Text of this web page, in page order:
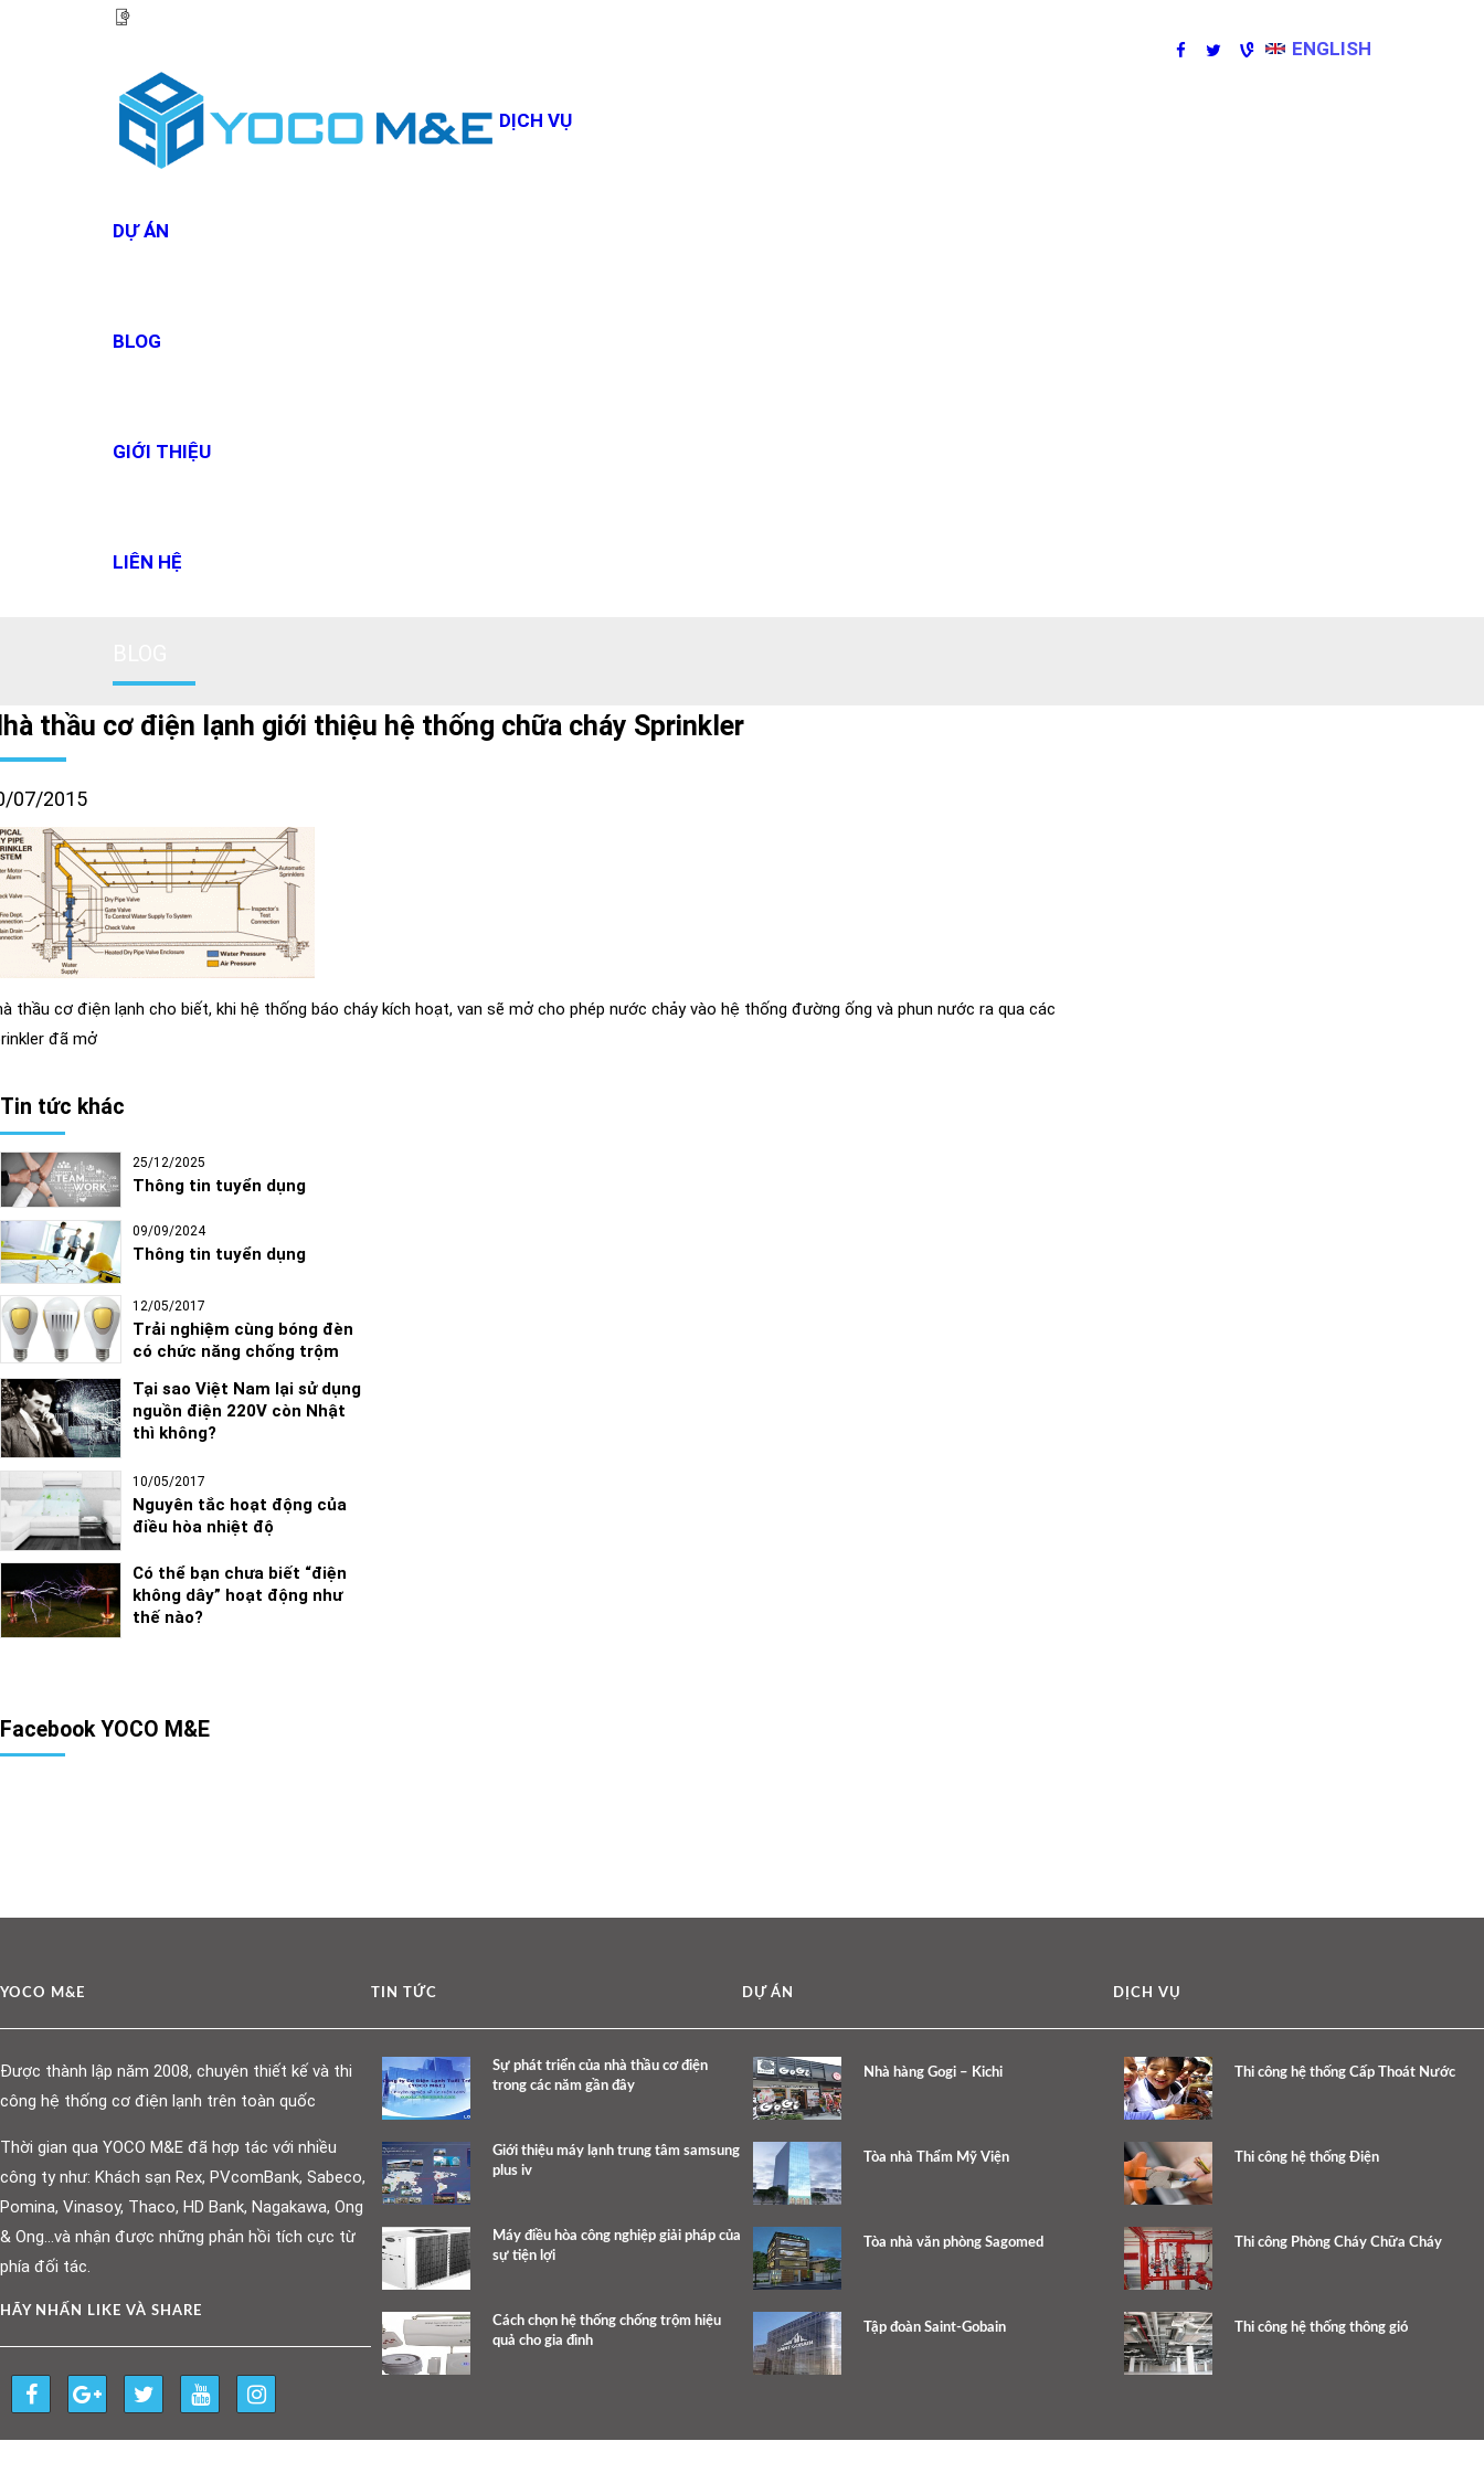
ENGLISH
DỊCH VỤ
DỰ ÁN
BLOG
GIỚI THIỆU
LIÊN HỆ
thầu cơ điện lạnh giới thiệu hệ thống chữa cháy Sprinkler
07/2015
thầu cơ điện lạnh cho biết, khi hệ thống báo cháy kích hoạt, van sẽ mở cho phép nước chảy vào hệ thống đường ống và phun nước ra qua các
đã mở
Tin tức khác
25/12/2025
Thông tin tuyển dụng
09/09/2024
Thông tin tuyển dụng
12/05/2017
Trải nghiệm cùng bóng đèn
có chức năng chống trộm
Tại sao Việt Nam lại sử dụng
nguồn điện 220V còn Nhật
thì không?
10/05/2017
Nguyên tắc hoạt động của
điều hòa nhiệt độ
Có thể bạn chưa biết “điện
không dây” hoạt động như
thế nào?
Facebook YOCO M&E
YOCO M&E
Được thành lập năm 2008, chuyên thiết kế và thi
công hệ thống cơ điện lạnh trên toàn quốc
Thời gian qua YOCO M&E đã hợp tác với nhiều
công ty như: Khách sạn Rex, PVcomBank, Sabeco,
Pomina, Vinasoy, Thaco, HD Bank, Nagakawa, Ong
& Ong…và nhận được những phản hồi tích cực từ
phía đối tác.
HÃY NHẤN LIKE VÀ SHARE
TIN TỨC
Sự phát triển của nhà thầu cơ điện
trong các năm gần đây
Giới thiệu máy lạnh trung tâm samsung
plus iv
Máy điều hòa công nghiệp giải pháp của
sự tiện lợi
Cách chọn hệ thống chống trộm hiệu
quả cho gia đình
DỰ ÁN
Nhà hàng Gogi – Kichi
Tòa nhà Thẩm Mỹ Viện
Tòa nhà văn phòng Sagomed
Tập đoàn Saint-Gobain
DỊCH VỤ
Thi công hệ thống Cấp Thoát Nước
Thi công hệ thống Điện
Thi công Phòng Cháy Chữa Cháy
Thi công hệ thống thông gió